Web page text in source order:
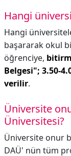
Hangi
Hangi
başararak okul
öğrenciye,
Belgesi"; 3.50-
verilir.
Üniversite
Üniversitesi?
Üniversite onur
DAÜ' nün tüm